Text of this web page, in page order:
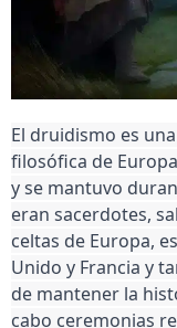
El druidismo es
filosófica de
y se mantuvo
eran sacerdotes,
celtas de Europa,
Unido y Francia y
de mantener la
cabo ceremonias